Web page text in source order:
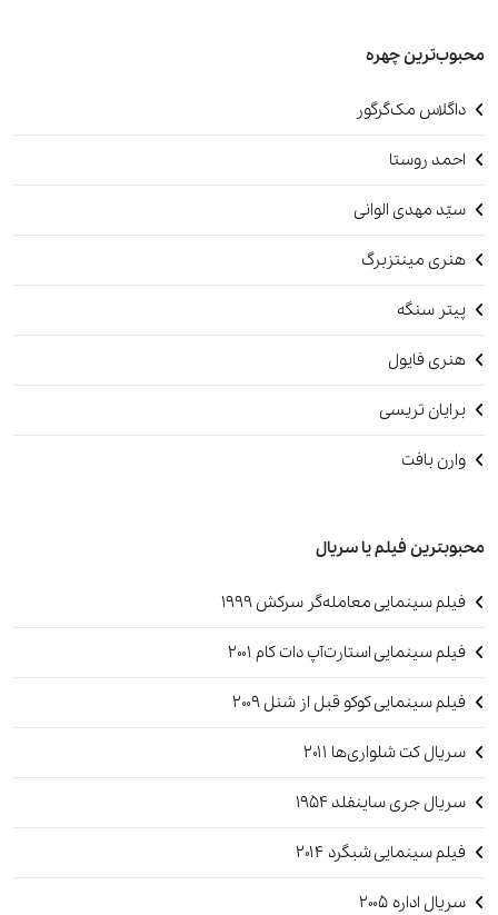
محبوب‌ترین چهره
داگلاس مک‌گرگور
احمد روستا
سیّد مهدی الوانی
هنری مینتزبرگ
پیتر سنگه
هنری فایول
برایان تریسی
وارن بافت
محبوبترین فیلم یا سریال
فیلم سینمایی معامله‌گر سرکش 1999
فیلم سینمایی استارت‌آپ دات کام 2001
فیلم سینمایی کوکو قبل از شنل 2009
سریال کت شلواری‌ها 2011
سریال جری ساینفلد‏ 1954
فیلم سینمایی شبگرد ۲۰۱۴
سریال اداره 2005